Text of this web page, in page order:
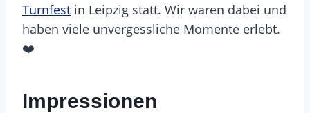
Turnfest in Leipzig statt. Wir waren dabei und
haben viele unvergessliche Momente erlebt.
❤️
Impressionen